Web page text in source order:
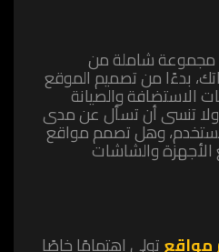
مجموعة شاملة من
بدءًا من تصميم الموقع
الاستضافة والصيانة
تنسى أن تسأل عن مدى
وهل تصمم مواقع
والشاشات
تولي اهتمامًا خاصًا